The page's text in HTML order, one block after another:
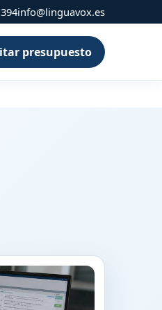
info@linguavox.es
presupuesto